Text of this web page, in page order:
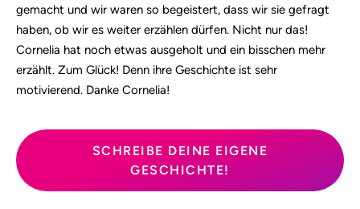
gemacht und wir waren so begeistert, dass wir sie gefragt
haben, ob wir es weiter erzählen dürfen. Nicht nur das!
Cornelia hat noch etwas ausgeholt und ein bisschen mehr
erzählt. Zum Glück! Denn ihre Geschichte ist sehr
motivierend. Danke Cornelia!
SCHREIBE DEINE EIGENE
GESCHICHTE!